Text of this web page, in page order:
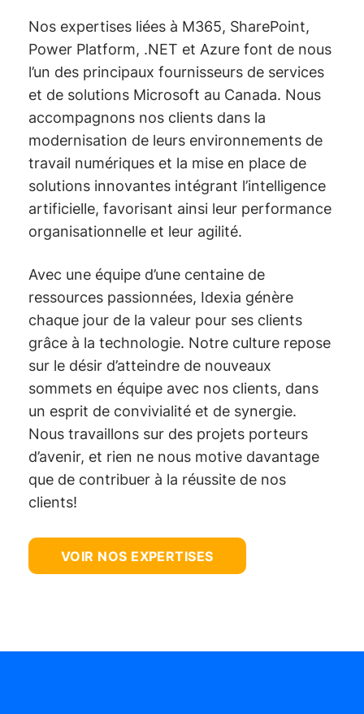
Nos expertises liées à M365, SharePoint,
Power Platform, .NET et Azure font de nous
l’un des principaux fournisseurs de services
et de solutions Microsoft au Canada. Nous
accompagnons nos clients dans la
modernisation de leurs environnements de
travail numériques et la mise en place de
solutions innovantes intégrant l’intelligence
artificielle, favorisant ainsi leur performance
organisationnelle et leur agilité.
Avec une équipe d’une centaine de
ressources passionnées, Idexia génère
chaque jour de la valeur pour ses clients
grâce à la technologie. Notre culture repose
sur le désir d’atteindre de nouveaux
sommets en équipe avec nos clients, dans
un esprit de convivialité et de synergie.
Nous travaillons sur des projets porteurs
d’avenir, et rien ne nous motive davantage
que de contribuer à la réussite de nos
clients!
VOIR NOS EXPERTISES